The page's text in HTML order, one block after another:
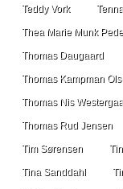
Teddy Vork
Thea Marie Munk
Thomas Daugaard
Thomas Kampman
Thomas Nis
Thomas Rud Jensen
Tim Sørensen
Tina Sanddahl